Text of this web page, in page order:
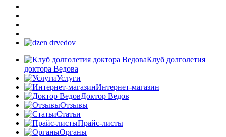
Клуб долголетия
доктора Ведова
Услуги
Интернет-магазин
Доктор Ведов
Отзывы
Статьи
Прайс-листы
Органы